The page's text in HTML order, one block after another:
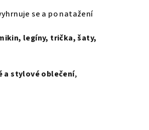
se a po natažení
legíny, trička, šaty,
a stylové oblečení,